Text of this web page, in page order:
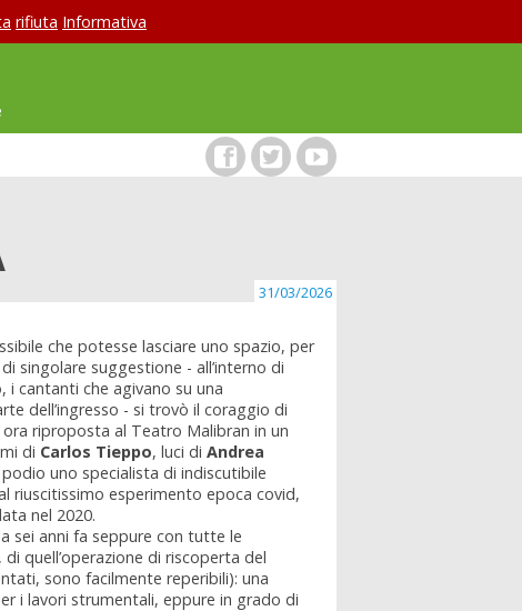
rifiuta Informativa
31/03/2026
che potesse lasciare uno spazio, per
singolare suggestione - all’interno di
cantanti che agivano su una
dell’ingresso - si trovò il coraggio di
riproposta al Teatro Malibran in un
di Carlos Tieppo, luci di Andrea
podio uno specialista di indiscutibile
riuscitissimo esperimento epoca covid,
nel 2020.
sei anni fa seppure con tutte le
quell’operazione di riscoperta del
sono facilmente reperibili): una
i lavori strumentali, eppure in grado di